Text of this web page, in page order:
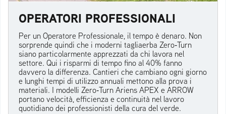
OPERATORI PROFESSIONALI
Per un Operatore Professionale, il tempo è denaro. Non
sorprende quindi che i moderni tagliaerba Zero‑Turn
siano particolarmente apprezzati da chi lavora nel
settore. Qui i risparmi di tempo fino al 40% fanno
davvero la differenza. Cantieri che cambiano ogni giorno
e lunghi tempi di utilizzo annuali mettono alla prova i
materiali. I modelli Zero‑Turn Ariens APEX e ARROW
portano velocità, efficienza e continuità nel lavoro
quotidiano dei professionisti della cura del verde.